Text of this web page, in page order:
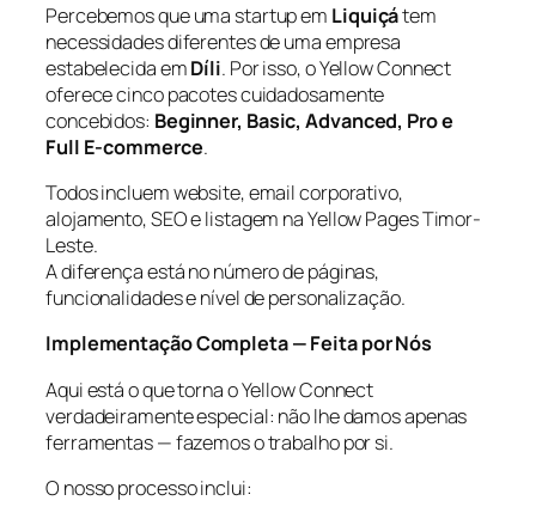
Percebemos que uma startup em Liquiçátem
necessidades diferentes de uma empresa
estabelecida emDíli. Por isso, o Yellow Connect
oferece cinco pacotes cuidadosamente
concebidos: Beginner, Basic, Advanced, Pro e
Full E-commerce.
Todos incluem website, email corporativo,
alojamento, SEO e listagem na Yellow Pages Timor-
Leste.
A diferença está no número de páginas,
funcionalidades e nível de personalização.
Implementação Completa — Feita por Nós
Aqui está o que torna o Yellow Connect
verdadeiramente especial: não lhe damos apenas
ferramentas — fazemos o trabalho por si.
O nosso processo inclui: